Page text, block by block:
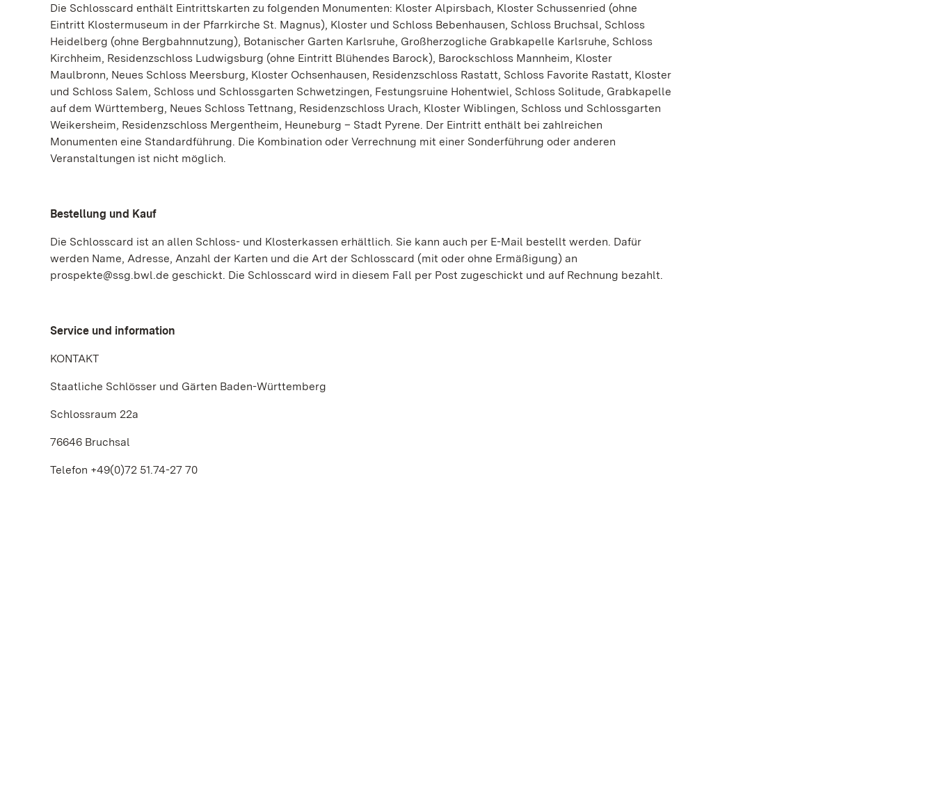
Die Schlosscard enthält Eintrittskarten zu folgenden Monumenten: Kloster Alpirsbach, Kloster Schussenried (ohne
Eintritt Klostermuseum in der Pfarrkirche St. Magnus), Kloster und Schloss Bebenhausen, Schloss Bruchsal, Schloss
Heidelberg (ohne Bergbahnnutzung), Botanischer Garten Karlsruhe, Großherzogliche Grabkapelle Karlsruhe, Schloss
Kirchheim, Residenzschloss Ludwigsburg (ohne Eintritt Blühendes Barock), Barockschloss Mannheim, Kloster
Maulbronn, Neues Schloss Meersburg, Kloster Ochsenhausen, Residenzschloss Rastatt, Schloss Favorite Rastatt, Kloster
und Schloss Salem, Schloss und Schlossgarten Schwetzingen, Festungsruine Hohentwiel, Schloss Solitude, Grabkapelle
auf dem Württemberg, Neues Schloss Tettnang, Residenzschloss Urach, Kloster Wiblingen, Schloss und Schlossgarten
Weikersheim, Residenzschloss Mergentheim, Heuneburg – Stadt Pyrene. Der Eintritt enthält bei zahlreichen
Monumenten eine Standardführung. Die Kombination oder Verrechnung mit einer Sonderführung oder anderen
Veranstaltungen ist nicht möglich.
Bestellung und Kauf
Die Schlosscard ist an allen Schloss- und Klosterkassen erhältlich. Sie kann auch per E-Mail bestellt werden. Dafür
werden Name, Adresse, Anzahl der Karten und die Art der Schlosscard (mit oder ohne Ermäßigung) an
prospekte@ssg.bwl.de geschickt. Die Schlosscard wird in diesem Fall per Post zugeschickt und auf Rechnung bezahlt.
Service und information
KONTAKT
Staatliche Schlösser und Gärten Baden-Württemberg
Schlossraum 22a
76646 Bruchsal
Telefon +49(0)72 51.74-27 70